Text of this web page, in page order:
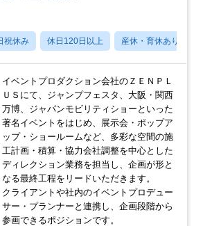
祝休み 休日120日以上 産休・育休あり
イベントプロダクション会社のＺＥＮＰＬ
ＵＳにて、ジャンプフェスタ、大阪・関西
万博、ジャパンモビリティショーといった
著名イベントをはじめ、展示会・ポップア
ップ・ショールームなど、多彩な空間の施
工計画・積算・協力会社調整を中心とした
ディレクション業務を担当し、企画が形と
なる最終工程をリードいただきます。
クライアントや社内のイベントプロデュー
サー・プランナーと連携し、企画段階から
参画できるポジションです。